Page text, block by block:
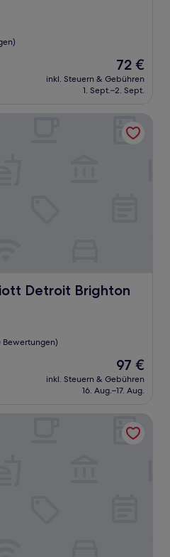
Der
Preis
beträgt
72 €
inkl. Steuern & Gebühren
1. Sept.–2. Sept.
Detroit Brighton
Brighton
Bewertungen)
Der
Preis
beträgt
97 €
inkl. Steuern & Gebühren
16. Aug.–17. Aug.